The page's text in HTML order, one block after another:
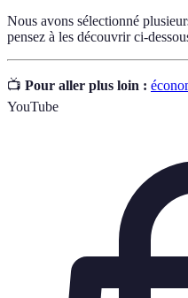
Nous avons sélectionné
pensez à les découvrir ci-
📺 Pour aller plus loin :
YouTube